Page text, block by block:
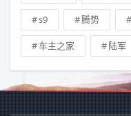
s9 腾势
车主之家 陆军